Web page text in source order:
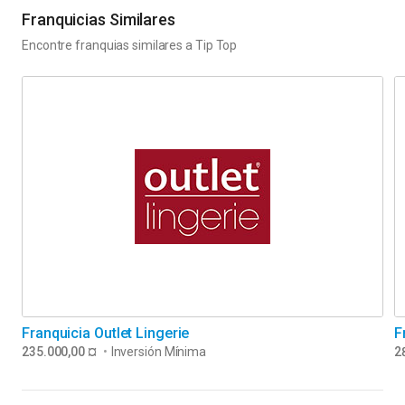
Franquicias Similares
Encontre franquias similares a Tip Top
235.000,00 ¤ • Inversión Mínima
Franquicia Outlet Lingerie